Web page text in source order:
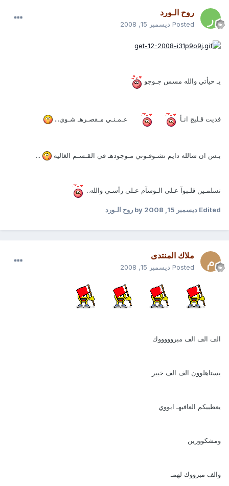
روح الـورد
Posted ديسمبر 15, 2008
يـ حيأتي والله مسس جـوجو
فديت قـلبج انـأ عـمـنـي مـقصـرهـ شـوي...
بـس ان شالله دايم تشـوفـوني مـوجودهـ في القـسـم الغاليه ...
تسلمـين قلـبوآ عـلى الـوسآم عـلى رأسـي والله..
Edited ديسمبر 15, 2008 by روح الـورد
ملاك المنتدى
Posted ديسمبر 15, 2008
الف الف الف مبروووووك
يستاهلوون الف الف خيير
يعطييكم العافيهـ ابووي
ومشكوورين
والف مبرووك لهمـ